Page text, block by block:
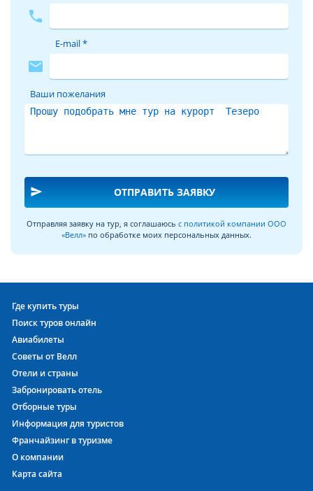
phone
mail
E-mail *
Ваши пожелания
send ОТПРАВИТЬ ЗАЯВКУ
Отправляя заявку на тур, я соглашаюсь с политикой компании ООО
«Велл» по обработке моих персональных данных.
Где купить туры
Поиск туров онлайн
Авиабилеты
Советы от Велл
Отели и страны
Забронировать отель
Отборные туры
Информация для туристов
Франчайзинг в туризме
О компании
Карта сайта